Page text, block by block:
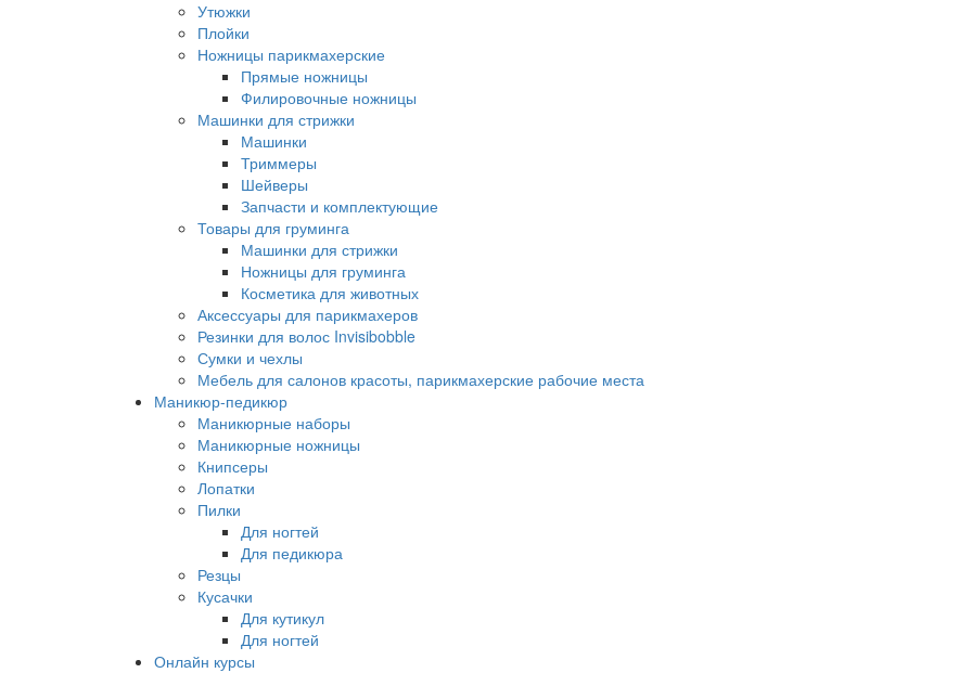
Утюжки
Плойки
Ножницы парикмахерские
Прямые ножницы
Филировочные ножницы
Машинки для стрижки
Машинки
Триммеры
Шейверы
Запчасти и комплектующие
Товары для груминга
Машинки для стрижки
Ножницы для груминга
Косметика для животных
Аксессуары для парикмахеров
Резинки для волос Invisibobble
Сумки и чехлы
Мебель для салонов красоты, парикмахерские рабочие места
Маникюр-педикюр
Маникюрные наборы
Маникюрные ножницы
Книпсеры
Лопатки
Пилки
Для ногтей
Для педикюра
Резцы
Кусачки
Для кутикул
Для ногтей
Онлайн курсы